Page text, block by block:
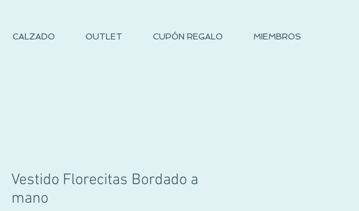
CALZADO OUTLET CUPÓN REGALO MIEMBROS
Vestido Florecitas Bordado a
mano